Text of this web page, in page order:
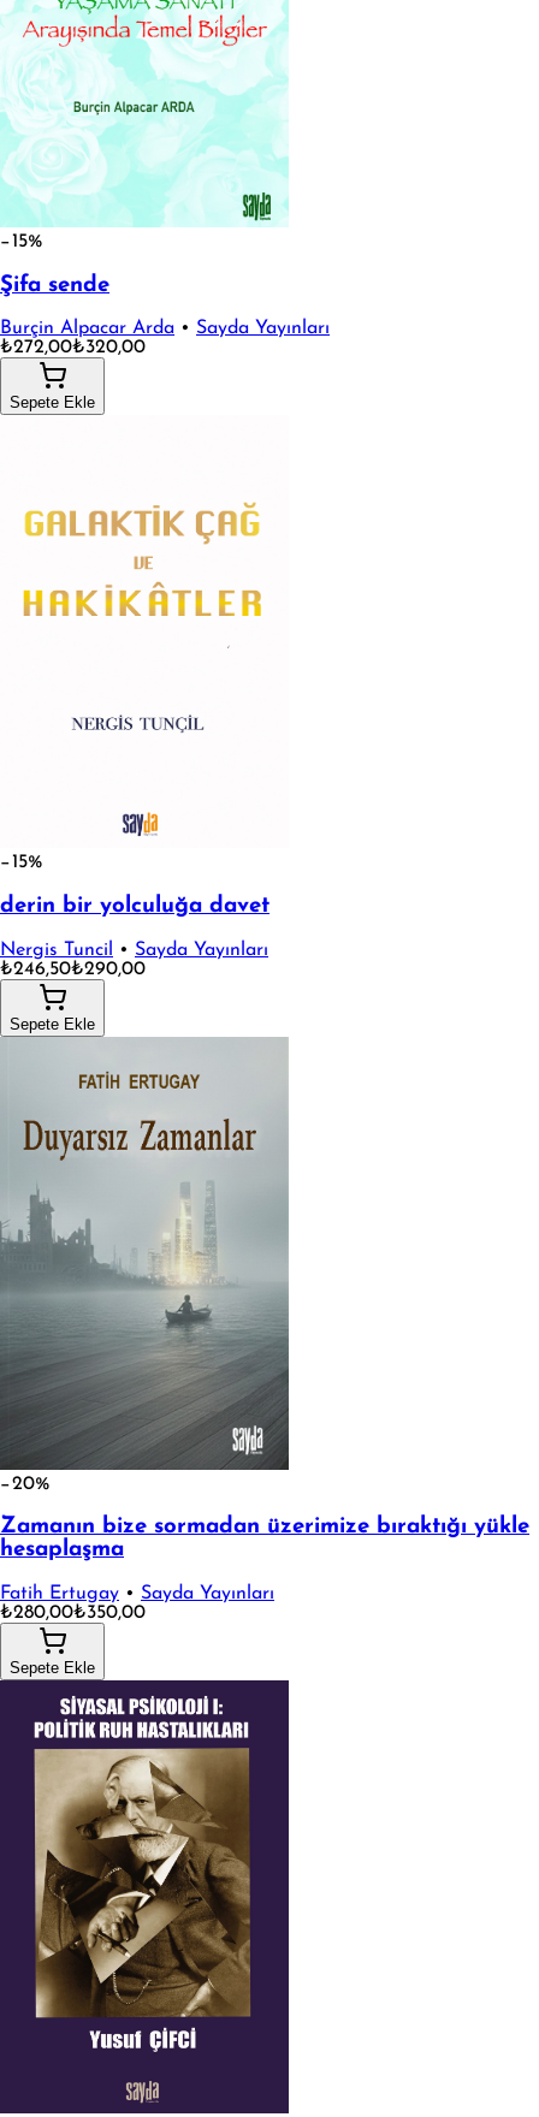
−15%
Şifa sende
Burçin Alpacar Arda • Sayda Yayınları
₺272,00₺320,00
Sepete Ekle
−15%
derin bir yolculuğa davet
Nergis Tuncil • Sayda Yayınları
₺246,50₺290,00
Sepete Ekle
−20%
Zamanın bize sormadan üzerimize bıraktığı yükle
hesaplaşma
Fatih Ertugay • Sayda Yayınları
₺280,00₺350,00
Sepete Ekle